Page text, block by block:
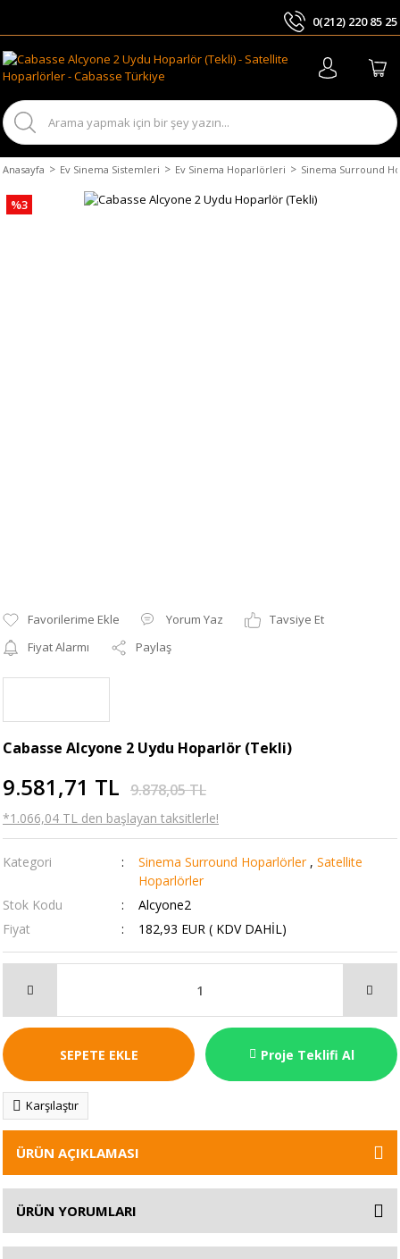
0(212) 220 85 25
Anasayfa Ev Sinema Sistemleri Ev Sinema Hoparlörleri Sinema Surround
%3
Yorum Yaz
Tavsiye Et
Fiyat Alarmı
Paylaş
Cabasse Alcyone 2 Uydu Hoparlör (Tekli)
9.581,71 TL 9.878,05 TL
*1.066,04 TL den başlayan taksitlerle!
Kategori Sinema Surround Hoparlörler , Satellite
Hoparlörler
Stok Kodu
Alcyone2
Fiyat
182,93 EUR ( KDV DAHİL)
SEPETE EKLE Proje Teklifi Al
Karşılaştır
ÜRÜN AÇIKLAMASI
ÜRÜN YORUMLARI